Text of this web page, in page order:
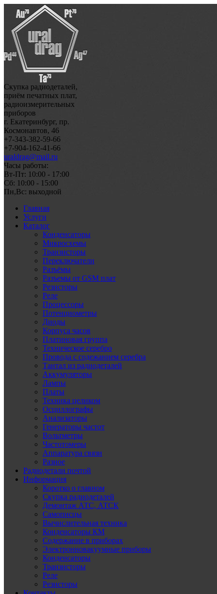
Скупка радиодеталей,
приём печатных плат,
радиоизмерительных
приборов
г. Екатеринбург, пр.
Космонавтов, 46
+7-343-382-59-66
+7-904-162-41-66
uraldrag@mail.ru
Часы работы:
Вт-Пт: 10:00 - 17:00
Сб: 10:00 - 15:00
Пн,Вс: выходной
Главная
Услуги
Каталог
Конденсаторы
Микросхемы
Транзисторы
Переключатели
Разъёмы
Разъемы от GSM плат
Резисторы
Реле
Процессоры
Потенциометры
Диоды
Корпуса часов
Платиновая группа
Техническое серебро
Провода с содежанием серебра
Тантал из радиодеталей
Аккумуляторы
Лампы
Платы
Техника целиком
Осциллографы
Анализаторы
Генераторы частот
Вольтметры
Частотомеры
Аппаратура связи
Разное
Радиодетали почтой
Информация
Коротко о главном
Скупка радиодеталей
Демонтаж АТС, АТСК
Самописцы
Вычислительная техника
Конденсаторы КМ
Содержание в приборах
Электронновакуумные приборы
Конденсаторы
Транзисторы
Реле
Резисторы